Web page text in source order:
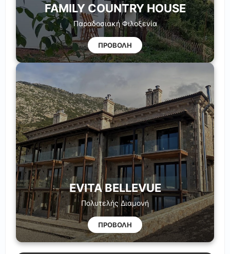
FAMILY COUNTRY HOUSE
Παραδοσιακή Φιλοξενία
ΠΡΟΒΟΛΗ
EVITA BELLEVUE
Πολυτελής Διαμονή
ΠΡΟΒΟΛΗ